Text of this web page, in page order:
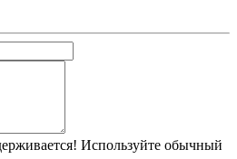
Используйте обычный